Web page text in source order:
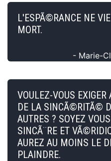
L'ESPÃ©RANCE NE
MORT.
- Marie-
VOULEZ-VOUS EXIGER
DE LA SINCÃ©RITÃ©
AUTRES ? SOYEZ
SINCÃ¨RE ET
AUREZ AU MOINS LE
PLAINDRE.